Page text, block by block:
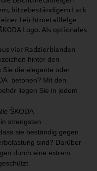
hitzebeständigem Lack
einer Leichtmetallfelge
Logo. Als optionales
vier Radzierblenden
hinter den
Sie die elegante oder
betonen? Mit den
liegen Sie in jedem
ŠKODA
strengsten
sie beständig gegen
belastung sind? Darüber
durch eine extrem